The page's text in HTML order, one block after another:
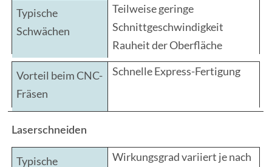
Teilweise geringe
Schnittgeschwindigkeit
Rauheit der Oberfläche
Schnelle Express-Fertigung
Laserschneiden
Wirkungsgrad variiert je nach